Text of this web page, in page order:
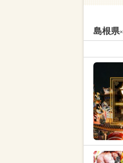
島根県×